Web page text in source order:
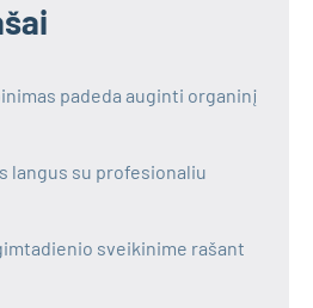
padeda auginti organinį
langus su profesionaliu
sveikinime rašant